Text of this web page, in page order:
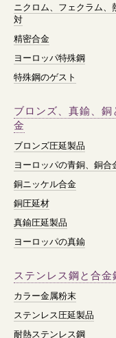
ニクロム、フェクラム、
対
精密合金
ヨーロッパ特殊鋼
特殊鋼のゲスト
ブロンズ、真鍮、銅
金
ブロンズ圧延製品
ヨーロッパの青銅、銅合
銅ニッケル合金
銅圧延材
真鍮圧延製品
ヨーロッパの真鍮
ステンレス鋼と合金
カラー金属粉末
ステンレス圧延製品
耐熱ステンレス鋼